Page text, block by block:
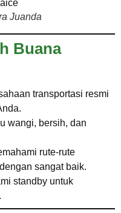
Juanda
Buana
transportasi resmi
wangi, bersih, dan
rute-rute
sangat baik.
standby untuk